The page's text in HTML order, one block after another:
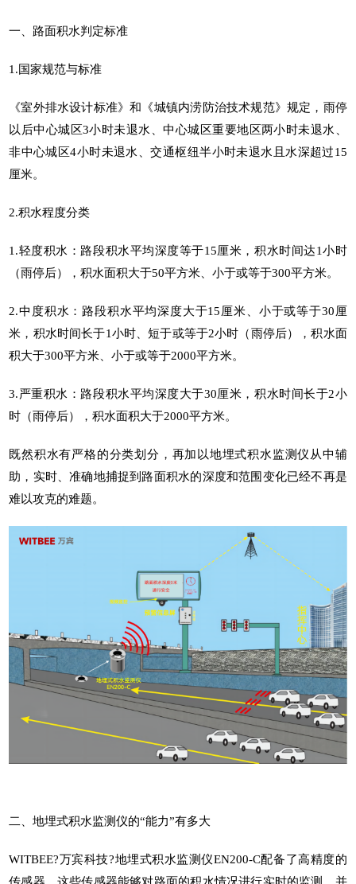
一、路面积水判定标准
1.国家规范与标准
《室外排水设计标准》和《城镇内涝防治技术规范》规定，雨停
以后中心城区3小时未退水、中心城区重要地区两小时未退水、
非中心城区4小时未退水、交通枢纽半小时未退水且水深超过15
厘米。
2.积水程度分类
1.轻度积水：路段积水平均深度等于15厘米，积水时间达1小时
（雨停后），积水面积大于50平方米、小于或等于300平方米。
2.中度积水：路段积水平均深度大于15厘米、小于或等于30厘
米，积水时间长于1小时、短于或等于2小时（雨停后），积水面
积大于300平方米、小于或等于2000平方米。
3.严重积水：路段积水平均深度大于30厘米，积水时间长于2小
时（雨停后），积水面积大于2000平方米。
既然积水有严格的分类划分，再加以地埋式积水监测仪从中辅
助，实时、准确地捕捉到路面积水的深度和范围变化已经不再是
难以攻克的难题。
二、地埋式积水监测仪的“能力”有多大
WITBEE?万宾科技?地埋式积水监测仪EN200-C配备了高精度的